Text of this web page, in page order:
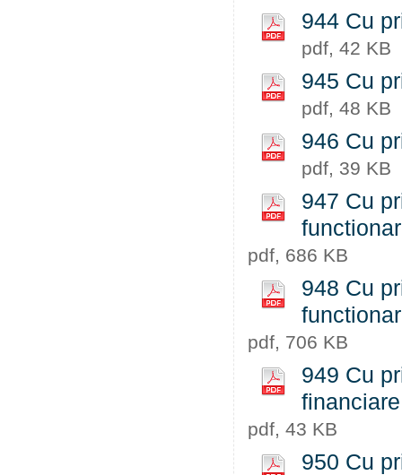
944 Cu
pdf, 42 KB
945 Cu
pdf, 48 KB
946 Cu
pdf, 39 KB
947 Cu
pdf, 686 KB
948 Cu
pdf, 706 KB
949 Cu
pdf, 43 KB
950 Cu